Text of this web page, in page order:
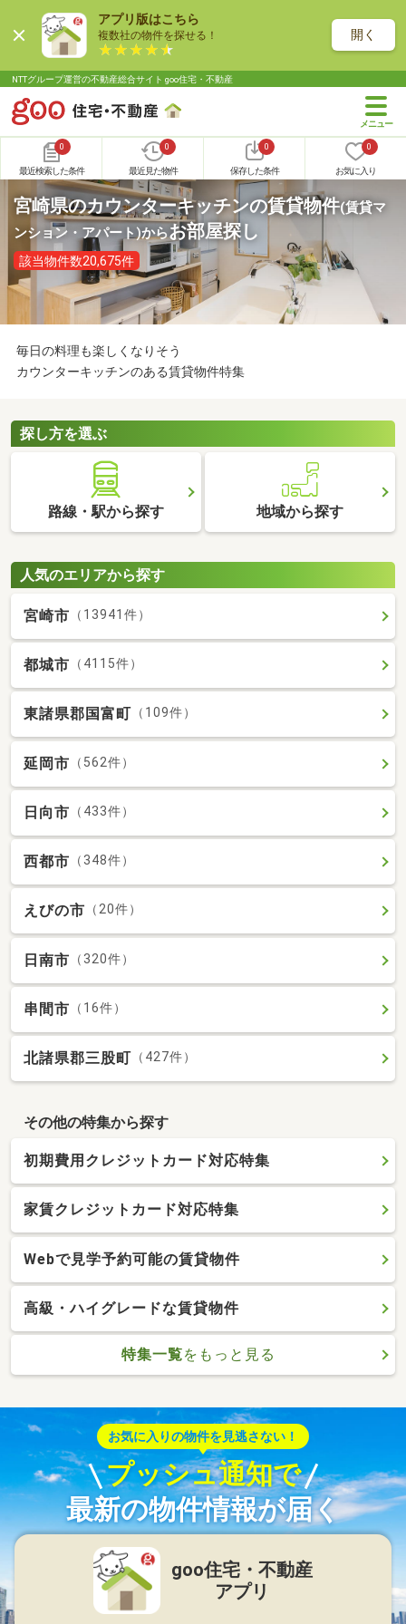
アプリ版はこちら
複数社の物件を探せる！ 開く
NTTグループ運営の不動産総合サイト goo住宅・不動産
0
最近検索した条件
0
最近見た物件
0
保存した条件
0
お気に入り
宮崎県のカウンターキッチンの賃貸物件(賃貸マ
ンション・アパート)からお部屋探し
該当物件数20,675件
毎日の料理も楽しくなりそう
カウンターキッチンのある賃貸物件特集
探し方を選ぶ
路線・駅から探す 地域から探す
人気のエリアから探す
宮崎市 （13941件）
都城市 （4115件）
東諸県郡国富町 （109件）
延岡市 （562件）
日向市 （433件）
西都市 （348件）
えびの市 （20件）
日南市 （320件）
串間市 （16件）
北諸県郡三股町 （427件）
その他の特集から探す
初期費用クレジットカード対応特集
家賃クレジットカード対応特集
Webで見学予約可能の賃貸物件
高級・ハイグレードな賃貸物件
特集一覧をもっと見る
お気に入りの物件を見逃さない！
プッシュ通知で
最新の物件情報が届く
goo住宅・不動産
アプリ